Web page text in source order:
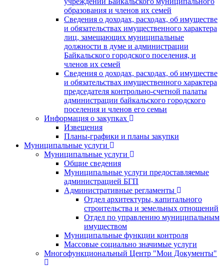
образования и членов их семей
Сведения о доходах, расходах, об имуществе
и обязательствах имущественного характера
лиц, замещающих муниципальные
должности в думе и администрации
Байкальского городского поселения, и
членов их семей
Сведения о доходах, расходах, об имуществе
и обязательствах имущественного характера
председателя контрольно-счетной палаты
администрации байкальского городского
поселения и членов его семьи
Информация о закупках
Извещения
Планы-графики и планы закупки
Муниципальные услуги
Муниципальные услуги
Общие сведения
Муниципальные услуги предоставляемые
администрацией БГП
Административные регламенты
Отдел архитектуры, капитального
строительства и земельных отношений
Отдел по управлению муниципальным
имуществом
Муниципальные функции контроля
Массовые социально значимые услуги
Многофункциональный Центр "Мои Документы"